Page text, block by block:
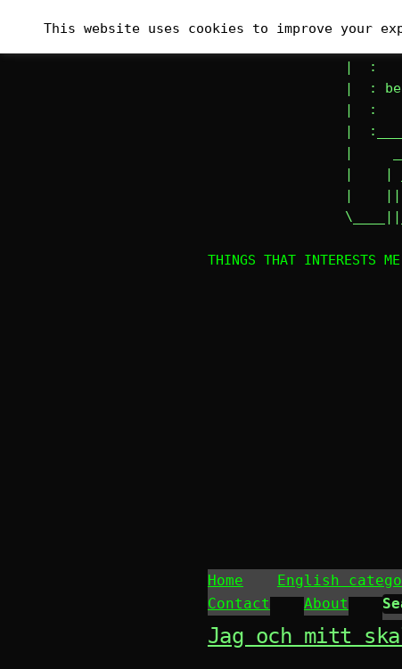
to
content
|  :
|  :
|  :
|
|
|    |
|
THINGS THAT INTERESTS ME
Home English
Contact
About
Jag och mitt
This website uses cookies to improve your